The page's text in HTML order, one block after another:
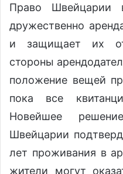
Право Швейцарии
дружественно
и защищает их от
стороны
положение вещей
пока все
Новейшее
Швейцарии
лет проживания в
жители могут